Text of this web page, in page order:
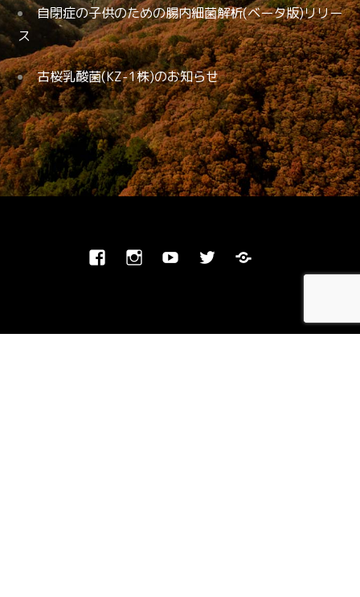
自閉症の子供のための腸内細菌解析(ベータ版)リリー
ス
古桜乳酸菌(KZ-1株)のお知らせ
Facebook
Instagram
YoutubeTwitter
Blog